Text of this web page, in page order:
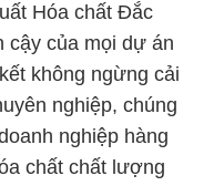
Hóa chất Đắc
cậy của mọi dự án
không ngừng cải
nghiệp, chúng
nghiệp hàng
chất chất lượng